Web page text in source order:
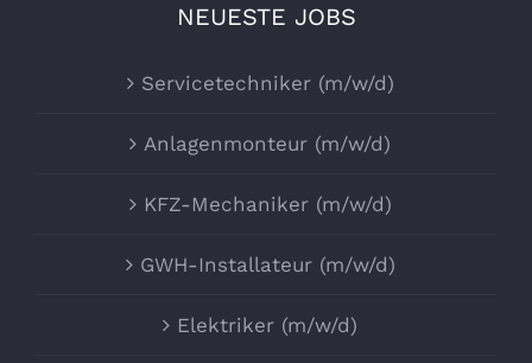
NEUESTE JOBS
Servicetechniker (m/w/d)
Anlagenmonteur (m/w/d)
KFZ-Mechaniker (m/w/d)
GWH-Installateur (m/w/d)
Elektriker (m/w/d)